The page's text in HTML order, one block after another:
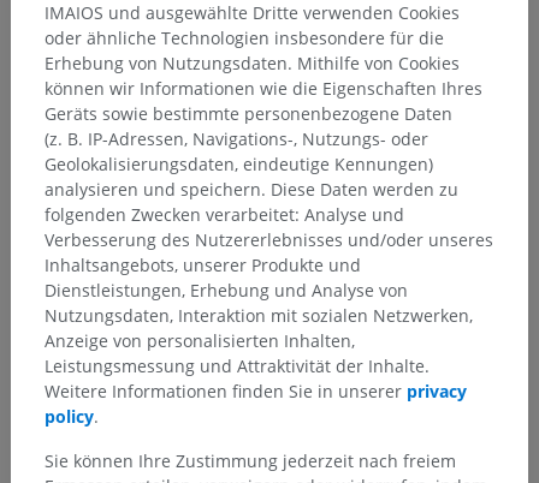
Anatomische Hierarchie
Anatomie des Menschen 2
Anatomie des Menschen 1
Systematische Anatomie
Verbindungen der Knochenelemente; Gelenksystem
Knochengelenke der oberen Extremität>
IMAIOS und ausgewählte Dritte verwenden Cookies
oder ähnliche Technologien insbesondere für die
Erhebung von Nutzungsdaten. Mithilfe von Cookies
können wir Informationen wie die Eigenschaften Ihres
Geräts sowie bestimmte personenbezogene Daten
(z. B. IP-Adressen, Navigations-, Nutzungs- oder
Geolokalisierungsdaten, eindeutige Kennungen)
analysieren und speichern. Diese Daten werden zu
folgenden Zwecken verarbeitet: Analyse und
Verbesserung des Nutzererlebnisses und/oder unseres
Inhaltsangebots, unserer Produkte und
Dienstleistungen, Erhebung und Analyse von
Nutzungsdaten, Interaktion mit sozialen Netzwerken,
Anzeige von personalisierten Inhalten,
Leistungsmessung und Attraktivität der Inhalte.
Weitere Informationen finden Sie in unserer privacy
policy.
Sie können Ihre Zustimmung jederzeit nach freiem